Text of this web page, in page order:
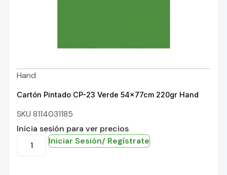
Hand
Cartón Pintado CP-23 Verde 54x77cm 220gr Hand
SKU 8114031185
Inicia sesión para ver precios
Iniciar Sesión/ Regístrate